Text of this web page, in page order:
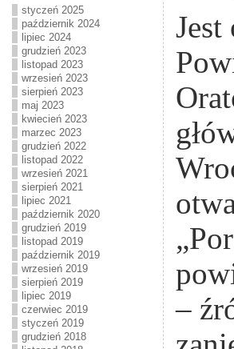
styczeń 2025
październik 2024
lipiec 2024
grudzień 2023
listopad 2023
wrzesień 2023
sierpień 2023
maj 2023
kwiecień 2023
marzec 2023
grudzień 2022
listopad 2022
wrzesień 2021
sierpień 2021
lipiec 2021
październik 2020
grudzień 2019
listopad 2019
październik 2019
wrzesień 2019
sierpień 2019
lipiec 2019
czerwiec 2019
styczeń 2019
grudzień 2018
–